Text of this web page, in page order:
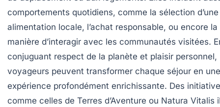
comportements quotidiens, comme la sélection d’une
alimentation locale, l’achat responsable, ou encore la
manière d’interagir avec les communautés visitées.
conjuguant respect de la planète et plaisir personnel,
voyageurs peuvent transformer chaque séjour en une
expérience profondément enrichissante. Des
comme celles de Terres d’Aventure ou Natura Vitalis